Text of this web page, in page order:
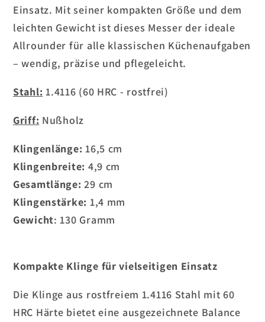
1.4116
–
Nussholz
1.4116
–
Nussholz
Einsatz. Mit seiner kompakten Größe und dem
leichten Gewicht ist dieses Messer der ideale
Allrounder für alle klassischen Küchenaufgaben
– wendig, präzise und pflegeleicht.
Stahl: 1.4116 (60 HRC - rostfrei)
Griff: Nußholz
Klingenlänge: 16,5 cm
Klingenbreite: 4,9 cm
Gesamtlänge: 29 cm
Klingenstärke: 1,4 mm
Gewicht: 130 Gramm
Kompakte Klinge für vielseitigen Einsatz
Die Klinge aus rostfreiem 1.4116 Stahl mit 60
HRC Härte bietet eine ausgezeichnete Balance